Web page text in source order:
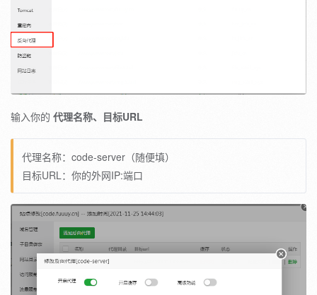
输入你的 代理名称、目标URL
代理名称：code-server（随便填）
目标URL：你的外网IP:端口